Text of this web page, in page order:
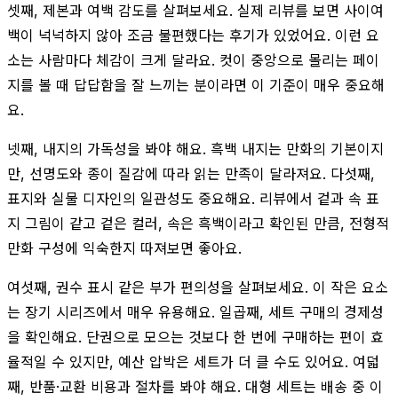
셋째, 제본과 여백 감도를 살펴보세요. 실제 리뷰를 보면 사이여
백이 넉넉하지 않아 조금 불편했다는 후기가 있었어요. 이런 요
소는 사람마다 체감이 크게 달라요. 컷이 중앙으로 몰리는 페이
지를 볼 때 답답함을 잘 느끼는 분이라면 이 기준이 매우 중요해
요.
넷째, 내지의 가독성을 봐야 해요. 흑백 내지는 만화의 기본이지
만, 선명도와 종이 질감에 따라 읽는 만족이 달라져요. 다섯째,
표지와 실물 디자인의 일관성도 중요해요. 리뷰에서 겉과 속 표
지 그림이 같고 겉은 컬러, 속은 흑백이라고 확인된 만큼, 전형적
만화 구성에 익숙한지 따져보면 좋아요.
여섯째, 권수 표시 같은 부가 편의성을 살펴보세요. 이 작은 요소
는 장기 시리즈에서 매우 유용해요. 일곱째, 세트 구매의 경제성
을 확인해요. 단권으로 모으는 것보다 한 번에 구매하는 편이 효
율적일 수 있지만, 예산 압박은 세트가 더 클 수도 있어요. 여덟
째, 반품·교환 비용과 절차를 봐야 해요. 대형 세트는 배송 중 이